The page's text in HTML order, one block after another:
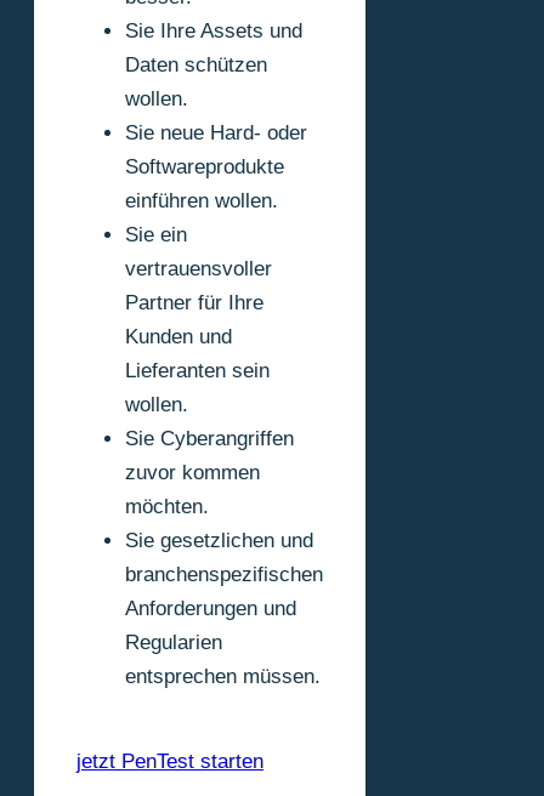
Sie Ihre Assets und
Daten schützen
wollen.
Sie neue Hard- oder
Softwareprodukte
einführen wollen.
Sie ein
vertrauensvoller
Partner für Ihre
Kunden und
Lieferanten sein
wollen.
Sie Cyberangriffen
zuvor kommen
möchten.
Sie gesetzlichen und
branchenspezifischen
Anforderungen und
Regularien
entsprechen müssen.
jetzt PenTest starten